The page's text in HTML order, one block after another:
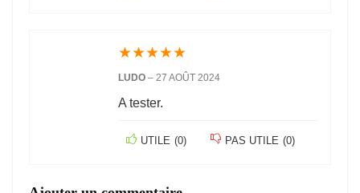
★★★★★
LUDO – 27 AOÛT 2024
A tester.
UTILE (0) PAS UTILE (0)